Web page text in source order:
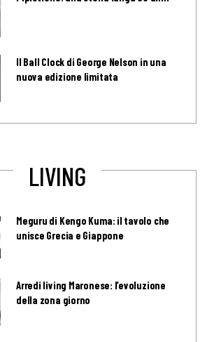
Il Ball Clock di George Nelson in una
nuova edizione limitata
LIVING
Meguru di Kengo Kuma: il tavolo che
unisce Grecia e Giappone
Arredi living Maronese: l’evoluzione
della zona giorno